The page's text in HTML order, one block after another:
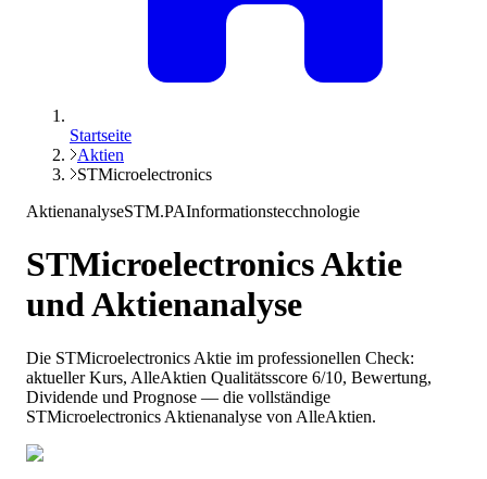
Startseite
Aktien
STMicroelectronics
AktienanalyseSTM.PAInformationstecchnologie
STMicroelectronicsAktie
und Aktienanalyse
Die STMicroelectronics Aktie im professionellen Check:
aktueller Kurs, AlleAktien Qualitätsscore 6/10, Bewertung,
Dividende und Prognose — die vollständige
STMicroelectronics Aktienanalyse von AlleAktien.